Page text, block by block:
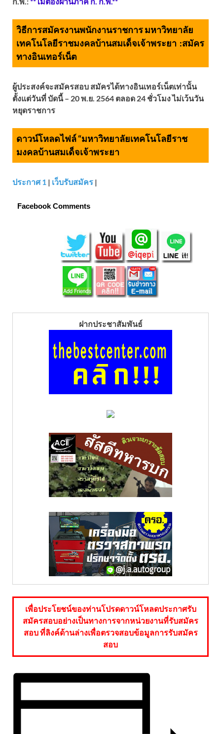
วิธีการสมัครงานพนักงานราชการ มหาวิทยาลัย
เทคโนโลยีราชมงคลบ้านสมเด็จเจ้าพระยา :สมัคร
ทางอินเทอร์เน็ต
ผู้ประสงค์จะสมัครสอบ สมัครได้ทางอินเทอร์เน็ตเท่านั้น
ตั้งแต่วันที่ บัดนี้ – 20 พ.ย. 2564 ตลอด 24 ชั่วโมง ไม่เว้นวัน
หยุดราชการ
ดาวน์โหลดไฟล์ “มหาวิทยาลัยเทคโนโลยีราช
มงคลบ้านสมเด็จเจ้าพระยา
ประกาศ 1 | เว็บรับสมัคร |
Facebook Comments
ฝากประชาสัมพันธ์
เพื่อประโยชน์ของท่านโปรดดาวน์โหลดประกาศรับ
สมัครสอบอย่างเป็นทางการจากหน่วยงานที่รับสมัคร
สอบ ที่ลิงค์ด้านล่างเพื่อตรวจสอบข้อมูลการรับสมัคร
สอบ